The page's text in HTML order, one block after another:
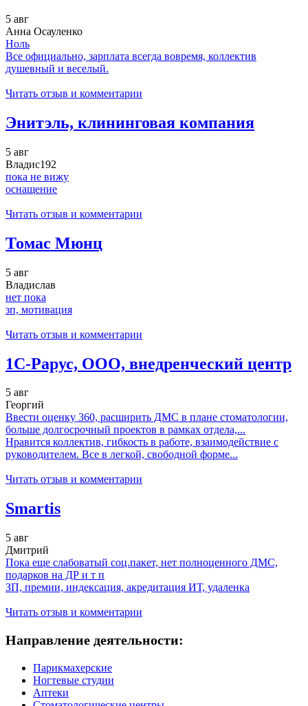
5 авг
Анна Осауленко
Ноль
Все официально, зарплата всегда вовремя, коллектив
душевный и веселый.
Читать отзыв и комментарии
Энитэль, клининговая компания
5 авг
Владис192
пока не вижу
оснащение
Читать отзыв и комментарии
Томас Мюнц
5 авг
Владислав
нет пока
зп, мотивация
Читать отзыв и комментарии
1C-Рарус, ООО, внедренческий центр
5 авг
Георгий
Ввести оценку 360, расширить ДМС в плане стоматологии,
больше долгосрочный проектов в рамках отдела,...
Нравится коллектив, гибкость в работе, взаимодействие с
руководителем. Все в легкой, свободной форме...
Читать отзыв и комментарии
Smartis
5 авг
Дмитрий
Пока еще слабоватый соц.пакет, нет полноценного ДМС,
подарков на ДР и т п
ЗП, премии, индексация, акредитация ИТ, удаленка
Читать отзыв и комментарии
Направление деятельности:
Парикмахерские
Ногтевые студии
Аптеки